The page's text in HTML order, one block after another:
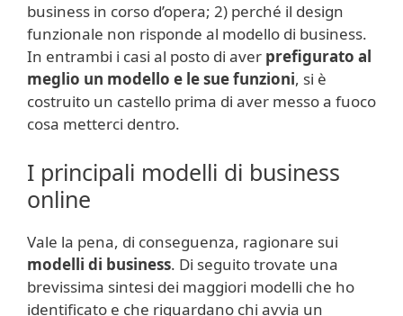
business in corso d’opera; 2) perché il design
funzionale non risponde al modello di business.
In entrambi i casi al posto di aver prefigurato al
meglio un modello e le sue funzioni, si è
costruito un castello prima di aver messo a fuoco
cosa metterci dentro.
I principali modelli di business
online
Vale la pena, di conseguenza, ragionare sui
modelli di business. Di seguito trovate una
brevissima sintesi dei maggiori modelli che ho
identificato e che riguardano chi avvia un